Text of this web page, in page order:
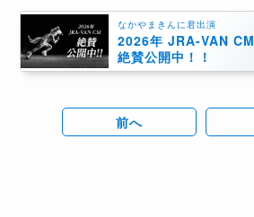
なかやまきんに君出演
2026年 JRA-VAN CM
絶賛公開中！！
前へ